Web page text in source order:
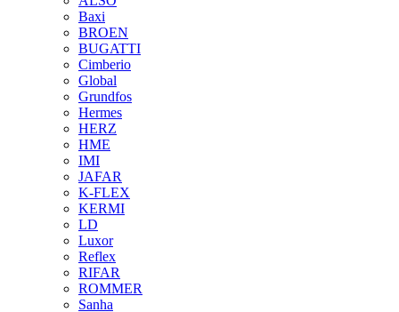
Baxi
BROEN
BUGATTI
Cimberio
Global
Grundfos
Hermes
HERZ
HME
IMI
JAFAR
K-FLEX
KERMI
LD
Luxor
Reflex
RIFAR
ROMMER
Sanha